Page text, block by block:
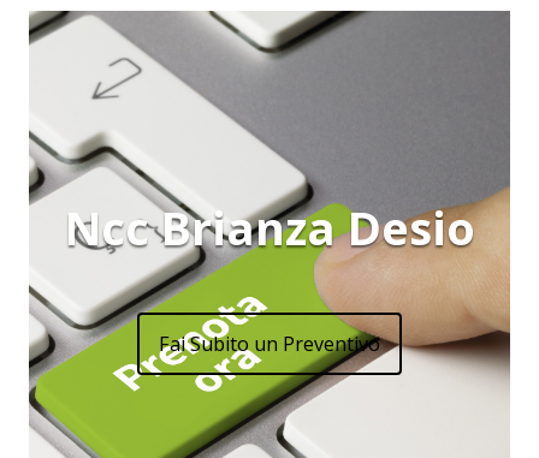
Ncc Brianza Desio
Fai Subito un Preventivo